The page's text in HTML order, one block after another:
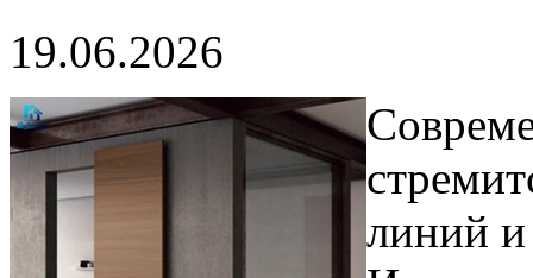
19.06.2026
линий и